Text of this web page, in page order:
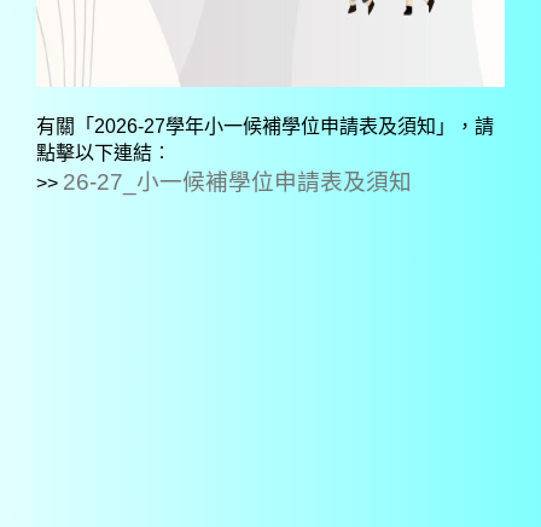
有關「2026-27學年小一候補學位申請表及須知」，請
點擊以下連結︰
>> 26-27_小一候補學位申請表及須知